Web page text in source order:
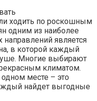
ходить по роскошным
одним из наиболее
направлений является
в которой каждый
Многие выбирают
климатом.
месте – это
найдет выгодные